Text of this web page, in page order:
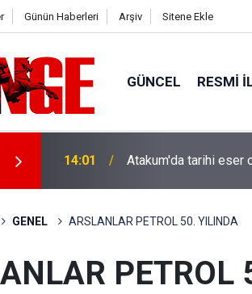
Günün Haberleri Arşiv Sitene Ekle
GÜNCEL RESMI
13:23 Kısa dönem ikamet
GENEL ARSLANLAR PETROL 50. YILINDA
PETROL